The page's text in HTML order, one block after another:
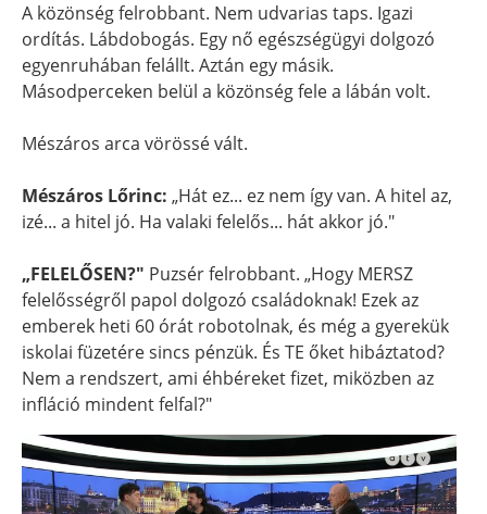
A közönség felrobbant. Nem udvarias taps. Igazi
ordítás. Lábdobogás. Egy nő egészségügyi dolgozó
egyenruhában felállt. Aztán egy másik.
Másodperceken belül a közönség fele a lábán volt.
Mészáros arca vörössé vált.
Mészáros Lőrinc: „Hát ez... ez nem így van. A hitel az,
izé... a hitel jó. Ha valaki felelős... hát akkor jó."
„FELELŐSEN?" Puzsér felrobbant. „Hogy MERSZ
felelősségről papol dolgozó családoknak! Ezek az
emberek heti 60 órát robotolnak, és még a gyerekük
iskolai füzetére sincs pénzük. És TE őket hibáztatod?
Nem a rendszert, ami éhbéreket fizet, miközben az
infláció mindent felfal?"